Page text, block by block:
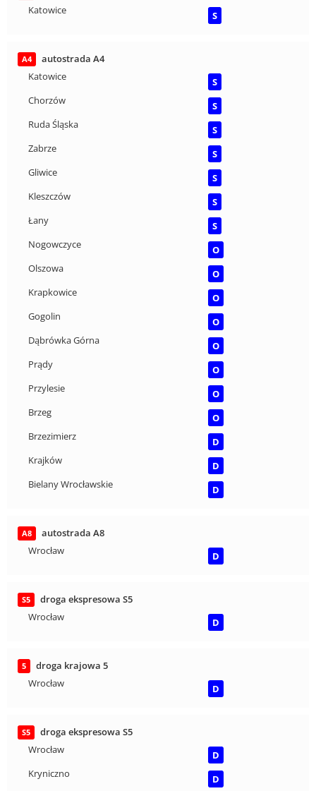
Katowice
S
A4
autostrada A4
Katowice
S
Chorzów
S
Ruda Śląska
S
Zabrze
S
Gliwice
S
Kleszczów
S
Łany
S
Nogowczyce
O
Olszowa
O
Krapkowice
O
Gogolin
O
Dąbrówka Górna
O
Prądy
O
Przylesie
O
Brzeg
O
Brzezimierz
D
Krajków
D
Bielany Wrocławskie
D
A8
autostrada A8
Wrocław
D
S5
droga ekspresowa S5
Wrocław
D
5
droga krajowa 5
Wrocław
D
S5
droga ekspresowa S5
Wrocław
D
Kryniczno
D